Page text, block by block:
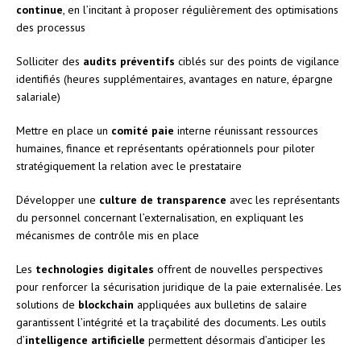
continue, en l’incitant à proposer régulièrement des optimisations
des processus
Solliciter des audits préventifs ciblés sur des points de vigilance
identifiés (heures supplémentaires, avantages en nature, épargne
salariale)
Mettre en place un comité paie interne réunissant ressources
humaines, finance et représentants opérationnels pour piloter
stratégiquement la relation avec le prestataire
Développer une culture de transparence avec les représentants
du personnel concernant l’externalisation, en expliquant les
mécanismes de contrôle mis en place
Les technologies digitales offrent de nouvelles perspectives
pour renforcer la sécurisation juridique de la paie externalisée. Les
solutions de blockchain appliquées aux bulletins de salaire
garantissent l’intégrité et la traçabilité des documents. Les outils
d’intelligence artificielle permettent désormais d’anticiper les